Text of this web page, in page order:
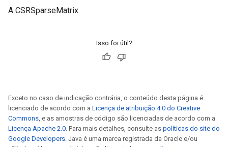
A CSRSparseMatrix.
Isso foi útil?
Exceto no caso de indicação contrária, o conteúdo desta página é
licenciado de acordo com a Licença de atribuição 4.0 do Creative
Commons, e as amostras de código são licenciadas de acordo com a
Licença Apache 2.0. Para mais detalhes, consulte as políticas do site do
Google Developers. Java é uma marca registrada da Oracle e/ou